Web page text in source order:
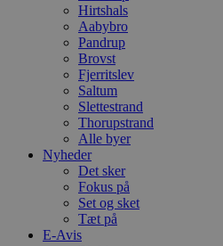
Hirtshals
Aabybro
Pandrup
Brovst
Fjerritslev
Saltum
Slettestrand
Thorupstrand
Alle byer
Nyheder
Det sker
Fokus på
Set og sket
Tæt på
E-Avis